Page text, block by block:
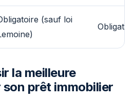
(sauf loi
la meilleure
prêt immobilier